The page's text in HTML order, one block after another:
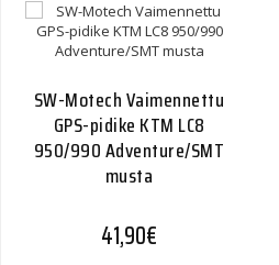
SW-Motech Vaimennettu
GPS-pidike KTM LC8
950/990 Adventure/SMT
musta
41,90€